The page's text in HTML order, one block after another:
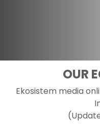
OUR
Ekosistem media